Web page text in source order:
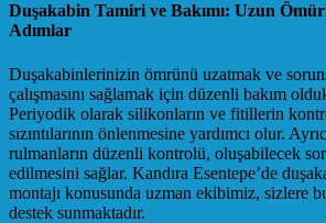
Duşakabin Tamiri ve Bakımı: Uzun
Adımlar
Duşakabinlerinizin ömrünü uzatmak ve
çalışmasını sağlamak için düzenli bakım
Periyodik olarak silikonların ve fitillerin
sızıntılarının önlenmesine yardımcı olur.
rulmanların düzenli kontrolü, oluşabilecek
edilmesini sağlar. Kandıra Esentepe’de
montajı konusunda uzman ekibimiz, sizlere
destek sunmaktadır.